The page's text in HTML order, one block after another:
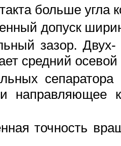
больше угла
допуск
зазор.
средний
сепаратора
направляющее
точность